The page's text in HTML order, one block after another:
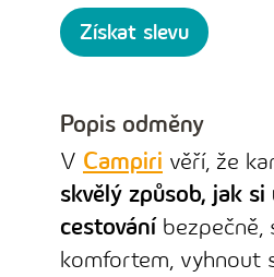
Získat slevu
Popis odměny
V Campiri věří, že
skvělý způsob, jak
cestováníbezpečně,
komfortem, vyhnout